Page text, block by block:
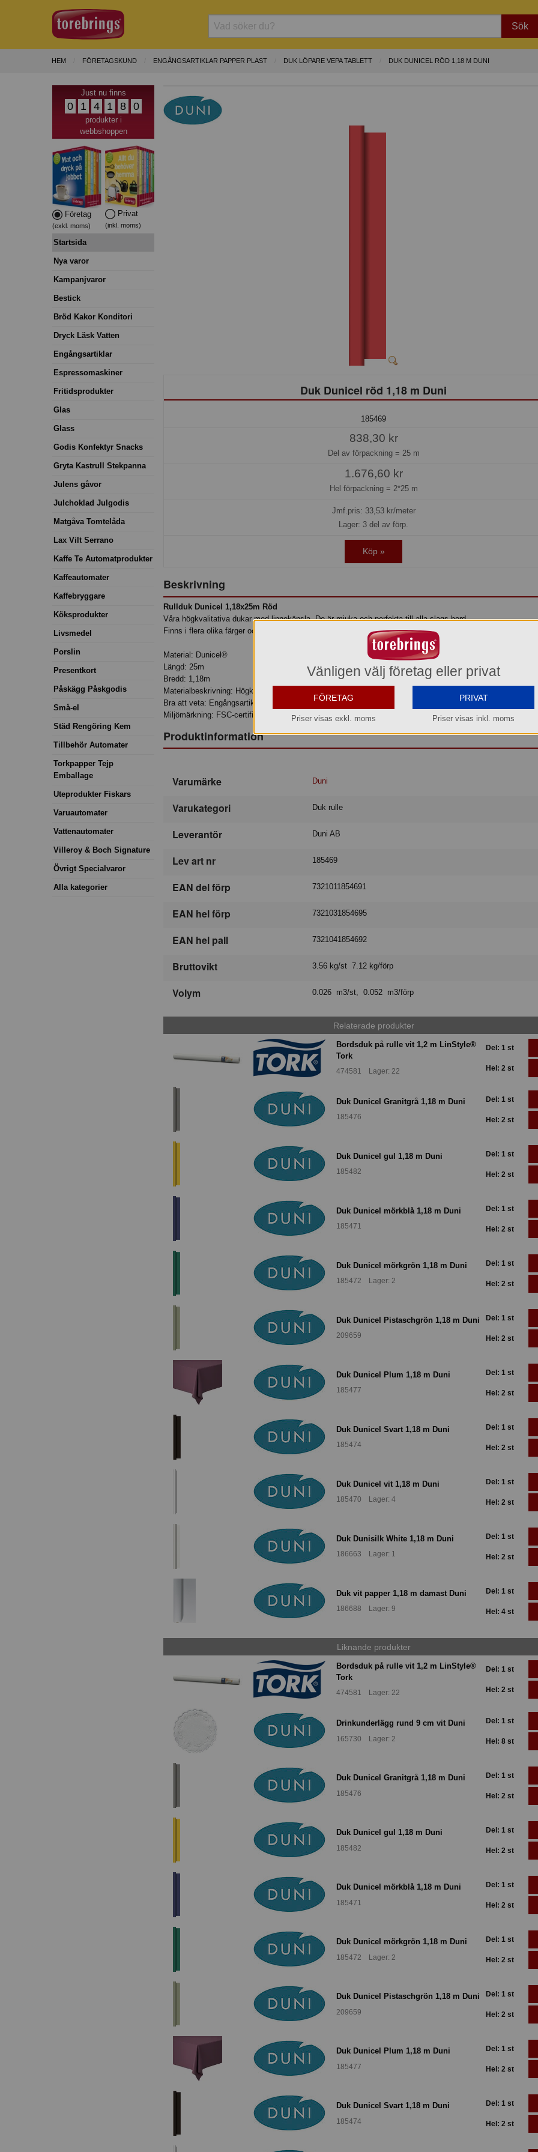
Sök
HEM FÖRETAGSKUND ENGÅNGSARTIKLAR PAPPER PLAST DUK LÖPARE VEPA TABLETT DUK DUNICEL RÖD 1,18 M DUNI
Just nu finns
0 1 4 1 8 0
produkter i
webbshoppen
Företag
(exkl. moms)
Privat
(inkl. moms)
Startsida
Nya varor
Kampanjvaror
Bestick
Bröd Kakor Konditori
Dryck Läsk Vatten
Engångsartiklar
Espressomaskiner
Fritidsprodukter
Glas
Glass
Godis Konfektyr Snacks
Gryta Kastrull Stekpanna
Julens gåvor
Julchoklad Julgodis
Matgåva Tomtelåda
Lax Vilt Serrano
Kaffe Te Automatprodukter
Kaffeautomater
Kaffebryggare
Köksprodukter
Livsmedel
Porslin
Presentkort
Påskägg Påskgodis
Små-el
Städ Rengöring Kem
Tillbehör Automater
Torkpapper Tejp
Emballage
Uteprodukter Fiskars
Varuautomater
Vattenautomater
Villeroy & Boch Signature
Övrigt Specialvaror
Alla kategorier
Duk Dunicel röd 1,18 m Duni
185469
838,30 kr
Del av förpackning = 25 m
1.676,60 kr
Hel förpackning = 2*25 m
Jmf.pris: 33,53kr/meter
Lager: 3 del av förp.
Köp »
Beskrivning
Rullduk Dunicel 1,18x25m Röd
Våra högkvalitativa dukar med linnekänsla. De är mjuka och perfekta till alla slags bord.
Finns i flera olika färger och designs.
Material: Dunicel®
Längd: 25m
Bredd: 1,18m
Materialbeskrivning: Högkvalitativt material som är mjukt och linneliknande. Perfekt att täcka alla slags bord.
Bra att veta: Engångsartikel.
Miljömärkning: FSC-certifierad
Produktinformation
Varumärke Duni
Varukategori Duk rulle
Leverantör Duni AB
Lev art nr 185469
EAN del förp 7321011854691
EAN hel förp 7321031854695
EAN hel pall 7321041854692
Bruttovikt 3.56 kg/st 7.12 kg/förp
Volym 0.026 m3/st, 0.052 m3/förp
Relaterade produkter
Bordsduk på rulle vit 1,2 m LinStyle®
Tork
474581 Lager: 22
Del: 1 st
Hel: 2 st
Duk Dunicel Granitgrå 1,18 m Duni
185476
Del: 1 st
Hel: 2 st
Duk Dunicel gul 1,18 m Duni
185482
Del: 1 st
Hel: 2 st
Duk Dunicel mörkblå 1,18 m Duni
185471
Del: 1 st
Hel: 2 st
Duk Dunicel mörkgrön 1,18 m Duni
185472 Lager: 2
Del: 1 st
Hel: 2 st
Duk Dunicel Pistaschgrön 1,18 m Duni
209659
Del: 1 st
Hel: 2 st
Duk Dunicel Plum 1,18 m Duni
185477
Del: 1 st
Hel: 2 st
Duk Dunicel Svart 1,18 m Duni
185474
Del: 1 st
Hel: 2 st
Duk Dunicel vit 1,18 m Duni
185470 Lager: 4
Del: 1 st
Hel: 2 st
Duk Dunisilk White 1,18 m Duni
186663 Lager: 1
Del: 1 st
Hel: 2 st
Duk vit papper 1,18 m damast Duni
186688 Lager: 9
Del: 1 st
Hel: 4 st
Liknande produkter
Bordsduk på rulle vit 1,2 m LinStyle®
Tork
474581 Lager: 22
Del: 1 st
Hel: 2 st
Drinkunderlägg rund 9 cm vit Duni
165730 Lager: 2
Del: 1 st
Hel: 8 st
Duk Dunicel Granitgrå 1,18 m Duni
185476
Del: 1 st
Hel: 2 st
Duk Dunicel gul 1,18 m Duni
185482
Del: 1 st
Hel: 2 st
Duk Dunicel mörkblå 1,18 m Duni
185471
Del: 1 st
Hel: 2 st
Duk Dunicel mörkgrön 1,18 m Duni
185472 Lager: 2
Del: 1 st
Hel: 2 st
Duk Dunicel Pistaschgrön 1,18 m Duni
209659
Del: 1 st
Hel: 2 st
Duk Dunicel Plum 1,18 m Duni
185477
Del: 1 st
Hel: 2 st
Duk Dunicel Svart 1,18 m Duni
185474
Del: 1 st
Hel: 2 st
Vänligen välj företag eller privat
FÖRETAG
Priser visas exkl. moms
PRIVAT
Priser visas inkl. moms